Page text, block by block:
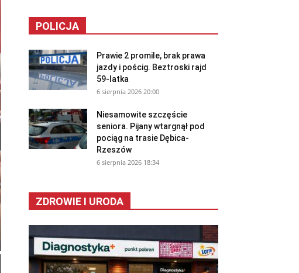
POLICJA
Prawie 2 promile, brak prawa
jazdy i pościg. Beztroski rajd
59-latka
6 sierpnia 2026 20:00
Niesamowite szczęście
seniora. Pijany wtargnął pod
pociąg na trasie Dębica-
Rzeszów
6 sierpnia 2026 18:34
ZDROWIE I URODA